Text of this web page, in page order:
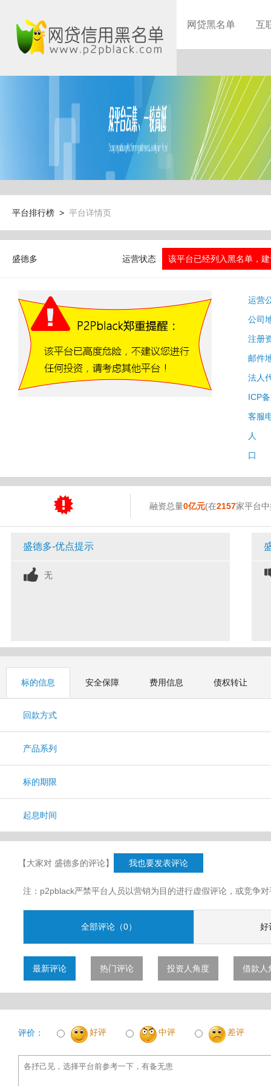
网贷黑名单 互
平台排行榜 > 平台详情页
盛德多 运营状态 该平台已经列入黑名单，
运营
公司
注册
邮件
法人
ICP
客服
人
口
融资总量0亿元(在2157家平台
盛德多-优点提示
无
标的信息 安全保障 费用信息 债权转让
回款方式
产品系列
标的期限
起息时间
【大家对 盛德多的评论】 我也要发表评论
注：p2pblack严禁平台人员以营销为目的进行虚假评论，或竞争
全部评论（0） 好
最新评论 热门评论 投资人角度 借款人
评价： 好评 中评 差评